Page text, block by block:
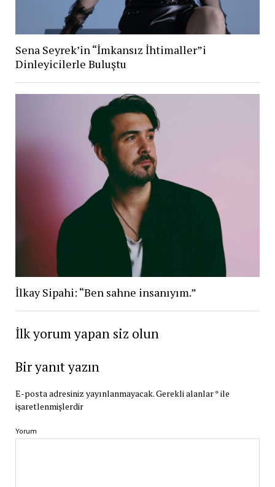
Sena Seyrek’in “İmkansız İhtimaller”i
Dinleyicilerle Buluştu
İlkay Sipahi: “Ben sahne insanıyım.”
İlk yorum yapan siz olun
Bir yanıt yazın
E-posta adresiniz yayınlanmayacak.Gerekli alanlar*ile
işaretlenmişlerdir
Yorum